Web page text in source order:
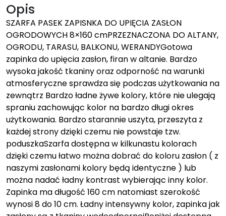
Opis
SZARFA PASEK ZAPISNKA DO UPIĘCIA ZASŁON
OGRODOWYCH 8×160 cmPRZEZNACZONA DO ALTANY,
OGRODU, TARASU, BALKONU, WERANDYGotowa
zapinka do upięcia zasłon, firan w altanie. Bardzo
wysoka jakość tkaniny oraz odporność na warunki
atmosferyczne sprawdza się podczas użytkowania na
zewnątrz Bardzo ładne żywe kolory, które nie ulegają
spraniu zachowując kolor na bardzo długi okres
użytkowania. Bardzo starannie uszyta, przeszyta z
każdej strony dzięki czemu nie powstaje tzw.
poduszkaSzarfa dostępna w kilkunastu kolorach
dzięki czemu łatwo można dobrać do koloru zasłon ( z
naszymi zasłonami kolory będą identyczne ) lub
można nadać ładny kontrast wybierając inny kolor.
Zapinka ma długość 160 cm natomiast szerokość
wynosi 8 do 10 cm. Ładny intensywny kolor, zapinka jak